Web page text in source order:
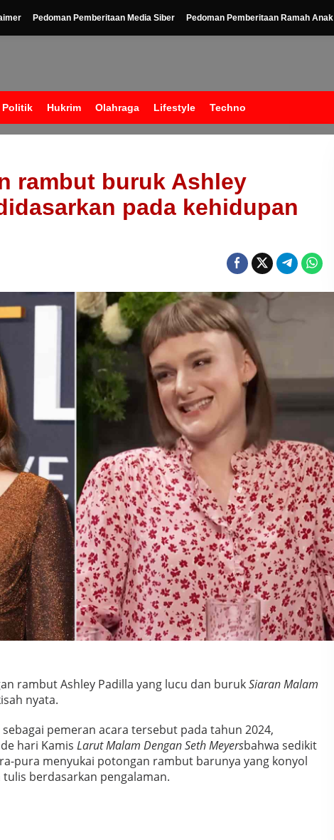
Pedoman Pemberitaan Media Siber Pedoman Pemberitaan Ramah Anak
Politik Hukrim Olahraga Lifestyle Techno
rambut buruk Ashley
pada kehidupan
rambut Ashley Padilla yang lucu dan burukSiaran Malam
nyata.
pemeran acara tersebut pada tahun 2024,
hari Kamis Larut Malam Dengan Seth Meyersbahwa sedikit
pura menyukai potongan rambut barunya yang konyol
berdasarkan pengalaman.